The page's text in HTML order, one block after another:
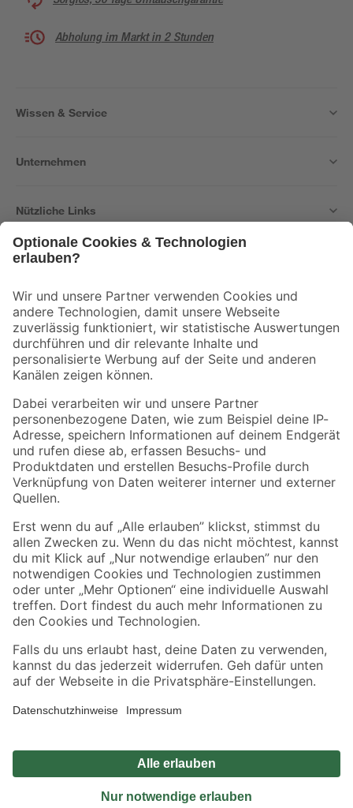
Abholung im Markt in 2 Stunden
Wissen & Service
Unternehmen
Nützliche Links
Der toom Newsletter: Keine Angebote und Aktionen mehr verpassen!
Zur Newsletter Anmeldung
Folge uns
Zahlungsarten Versandarten
Sicher einkaufen
Jetzt die toom-App herunterladen
Alle Preisangaben in EUR inkl. gesetzl. MwSt.. Die dargestellten Angebote sind unter
Umständen nicht in allen Märkten verfügbar. Die angegebenen Verfügbarkeiten beziehen
Produkte nur solange der Vorrat reicht.
*Paketversand ab 59 € versandkostenfrei, gilt nicht für Artikel mit Speditionsversand, hier
Privatsphäre Impressum
Nutzungsbedingungen
Widerrufsrecht
Vertrag widerrufen